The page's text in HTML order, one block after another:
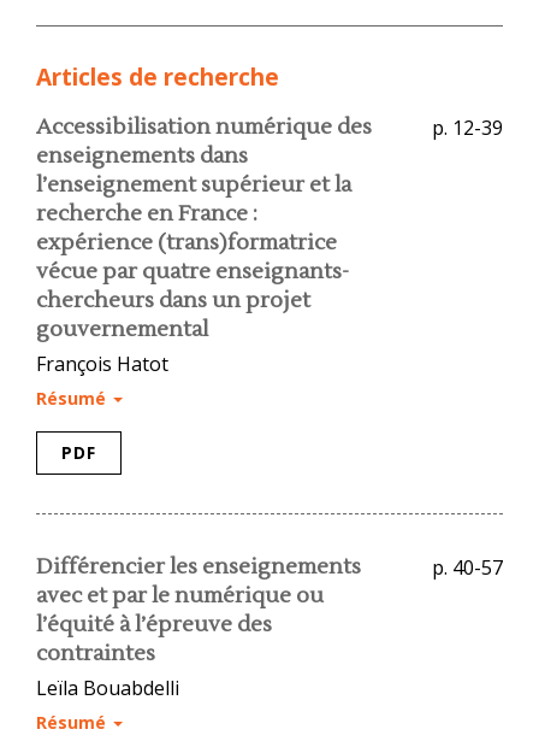
Articles de recherche
Accessibilisation numérique des
enseignements dans
l’enseignement supérieur et la
recherche en France :
expérience (trans)formatrice
vécue par quatre enseignants-
chercheurs dans un projet
gouvernemental
p. 12-39
François Hatot
Résumé
PDF
Différencier les enseignements
avec et par le numérique ou
l’équité à l’épreuve des
contraintes
p. 40-57
Leïla Bouabdelli
Résumé